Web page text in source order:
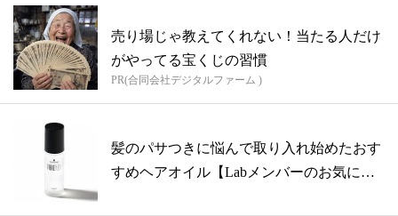
売り場じゃ教えてくれない！当たる人だけ
がやってる宝くじの習慣
PR(合同会社デジタルファーム )
髪のパサつきに悩んで取り入れ始めたおす
すめヘアオイル【Labメンバーのお気に入